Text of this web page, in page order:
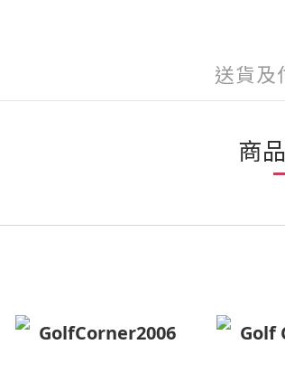
送貨及
商
GolfCorner2006 Golf